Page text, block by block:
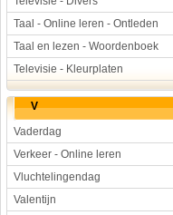
Taal - Online leren - Ontleden
Taal en lezen - Woordenboek
Televisie - Kleurplaten
V
Vaderdag
Verkeer - Online leren
Vluchtelingendag
Valentijn